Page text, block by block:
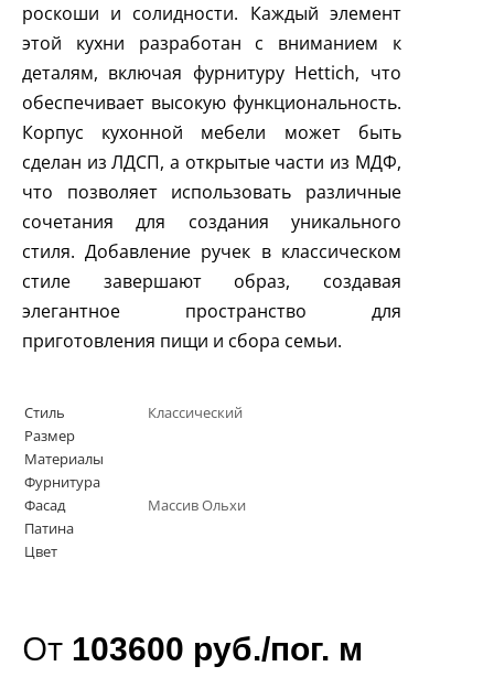
роскоши и солидности. Каждый элемент
этой кухни разработан с вниманием к
деталям, включая фурнитуру Hettich, что
обеспечивает высокую функциональность.
Корпус кухонной мебели может быть
сделан из ЛДСП, а открытые части из МДФ,
что позволяет использовать различные
сочетания для создания уникального
стиля. Добавление ручек в классическом
стиле завершают образ, создавая
элегантное пространство для
приготовления пищи и сбора семьи.
Стиль
Классический
Размер
Материалы
Фурнитура
Фасад
Массив Ольхи
Патина
Цвет
От 103600 руб./пог. м